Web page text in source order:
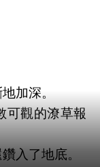
加深。
可觀的潦草報
入了地底。